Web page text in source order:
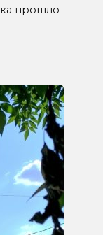
прошло